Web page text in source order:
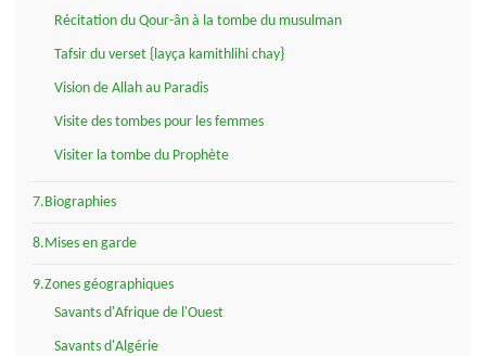
Récitation du Qour-ân à la tombe du musulman
Tafsir du verset {layça kamithlihi chay}
Vision de Allah au Paradis
Visite des tombes pour les femmes
Visiter la tombe du Prophète
7.Biographies
8.Mises en garde
9.Zones géographiques
Savants d'Afrique de l'Ouest
Savants d'Algérie